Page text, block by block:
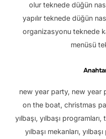
olur teknede düğün
yapılır teknede düğün
organizasyonu teknede
menüsü
new year party, new year
on the boat, christmas
yılbaşı, yılbaşı
yılbaşı mekanları,